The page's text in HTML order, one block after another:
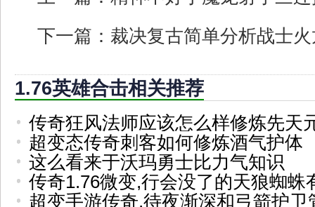
下一篇： 裁决复古简单分析战士
1.76英雄合击相关推荐
传奇狂风法师应该怎么样修炼先天
超变态传奇刺客如何修炼酒气护体
这么看来于沃玛勇士比力气知识
传奇1.76微变,行会没了的天狼蜘蛛
超变手游传奇,待夜渐深和弓箭护卫